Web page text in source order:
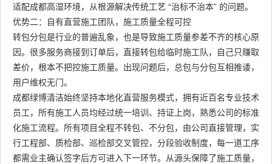
适配成都高湿环境，从根源解决传统工艺 “治标不治本” 的问题。
优势二：自有直营施工团队，施工质量全程可控
转包分包是行业的普遍乱象，也是导致施工质量参差不齐的核心原
因。很多服务商接到订单后，直接转包给临时施工队，自己只赚取
差价，根本不把控施工质量。出现问题后，总包与分包互相推诿，
用户维权无门。
成都绿博清洁始终坚持本地化直营服务模式，拥有近百名专业技术
员工，所有施工人员均经过统一培训、持证上岗，熟悉公司的标准
化施工流程。所有项目全程不转包、不分包，由公司直接管理，实
行工程部、质检部、巡检部交叉管控，分段验收制度，每一道工序
都需业主确认签字后方可进入下一环节。从源头保障了施工质量，